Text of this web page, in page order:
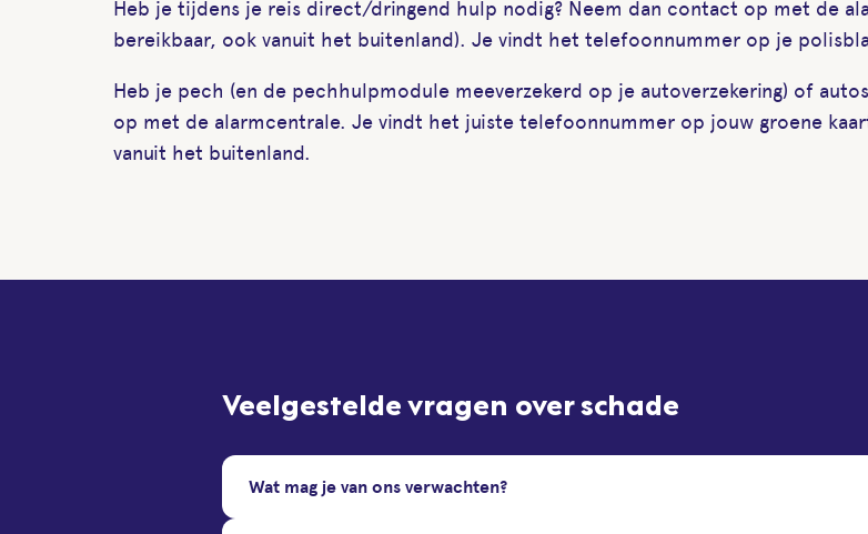
Heb je tijdens je reis direct/dringend hulp nodig? Neem dan contact op met de
bereikbaar, ook vanuit het buitenland). Je vindt het telefoonnummer op je
Heb je pech (en de pechhulpmodule meeverzekerd op je autoverzekering) of
op met de alarmcentrale. Je vindt het juiste telefoonnummer op jouw groene
vanuit het buitenland.
Veelgestelde vragen over schade
Wat mag je van ons verwachten?